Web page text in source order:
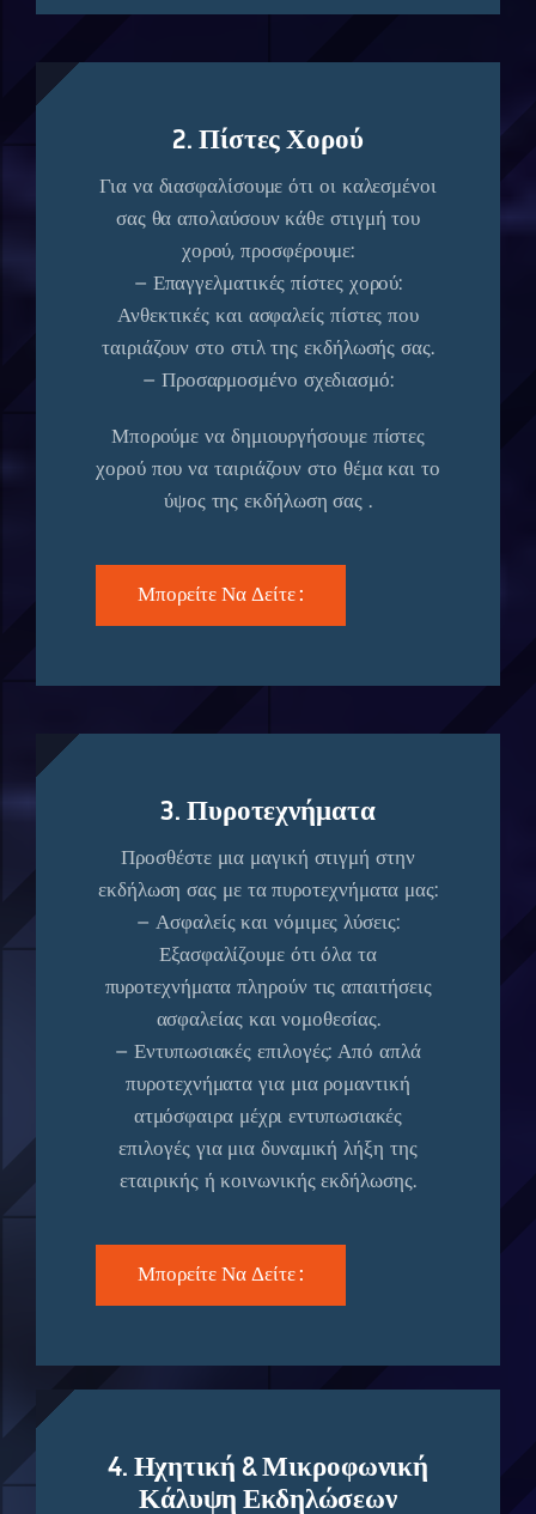
2. Πίστες Χορού
Για να διασφαλίσουμε ότι οι καλεσμένοι
σας θα απολαύσουν κάθε στιγμή του
χορού, προσφέρουμε:
– Επαγγελματικές πίστες χορού:
Ανθεκτικές και ασφαλείς πίστες που
ταιριάζουν στο στιλ της εκδήλωσής σας.
– Προσαρμοσμένο σχεδιασμό:
Μπορούμε να δημιουργήσουμε πίστες
χορού που να ταιριάζουν στο θέμα και το
ύψος της εκδήλωση σας .
Μπορείτε Να Δείτε :
3. Πυροτεχνήματα
Προσθέστε μια μαγική στιγμή στην
εκδήλωση σας με τα πυροτεχνήματα μας:
– Ασφαλείς και νόμιμες λύσεις:
Εξασφαλίζουμε ότι όλα τα
πυροτεχνήματα πληρούν τις απαιτήσεις
ασφαλείας και νομοθεσίας.
– Εντυπωσιακές επιλογές: Από απλά
πυροτεχνήματα για μια ρομαντική
ατμόσφαιρα μέχρι εντυπωσιακές
επιλογές για μια δυναμική λήξη της
εταιρικής ή κοινωνικής εκδήλωσης.
Μπορείτε Να Δείτε :
4. Ηχητική & Μικροφωνική
Κάλυψη Εκδηλώσεων